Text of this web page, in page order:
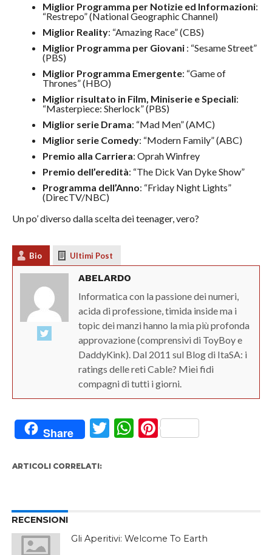
Miglior Programma per Notizie ed Informazioni:
“Restrepo” (National Geographic Channel)
Miglior Reality: “Amazing Race” (CBS)
Miglior Programma per Giovani : “Sesame Street”
(PBS)
Miglior Programma Emergente: “Game of
Thrones” (HBO)
Miglior risultato in Film, Miniserie e Speciali:
“Masterpiece: Sherlock” (PBS)
Miglior serie Drama: “Mad Men” (AMC)
Miglior serie Comedy: “Modern Family” (ABC)
Premio alla Carriera: Oprah Winfrey
Premio dell’eredità: “The Dick Van Dyke Show”
Programma dell’Anno: “Friday Night Lights”
(DirecTV/NBC)
Un po’ diverso dalla scelta dei teenager, vero?
Bio Ultimi Post
ABELARDO
Informatica con la passione dei numeri,
acida di professione, timida inside ma i
topic dei manzi hanno la mia più profonda
approvazione (comprensivi di ToyBoy e
DaddyKink). Dal 2011 sul Blog di ItaSA: i
ratings delle reti Cable? Miei fidi
compagni di tutti i giorni.
Share Twitter
WhatsApp
Pinterest
ARTICOLI CORRELATI:
RECENSIONI
Gli Aperitivi: Welcome To Earth